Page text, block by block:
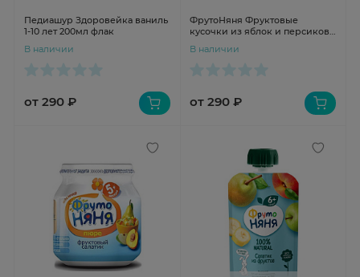
Педиашур Здоровейка ваниль
1-10 лет 200мл флак
В наличии
от 290 ₽
ФрутоНяня Фруктовые
кусочки из яблок и персиков
В наличии
от 290 ₽